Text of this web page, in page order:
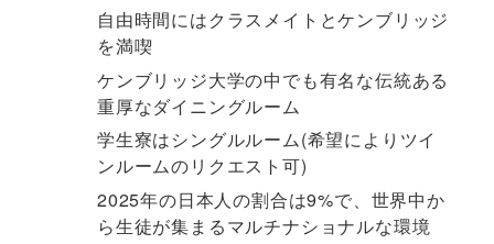
自由時間にはクラスメイトとケンブリッジ
を満喫
ケンブリッジ大学の中でも有名な伝統ある
重厚なダイニングルーム
学生寮はシングルルーム(希望によりツイ
ンルームのリクエスト可)
2025年の日本人の割合は9%で、世界中か
ら生徒が集まるマルチナショナルな環境